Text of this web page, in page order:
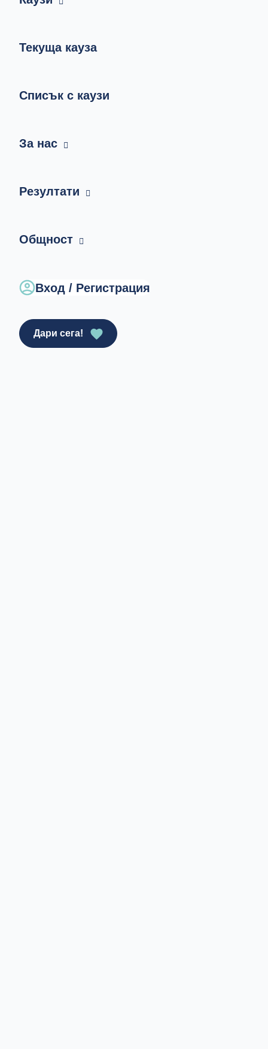
Текуща кауза
Списък с каузи
За нас
Резултати
Общност
Вход / Регистрация
Дари сега!